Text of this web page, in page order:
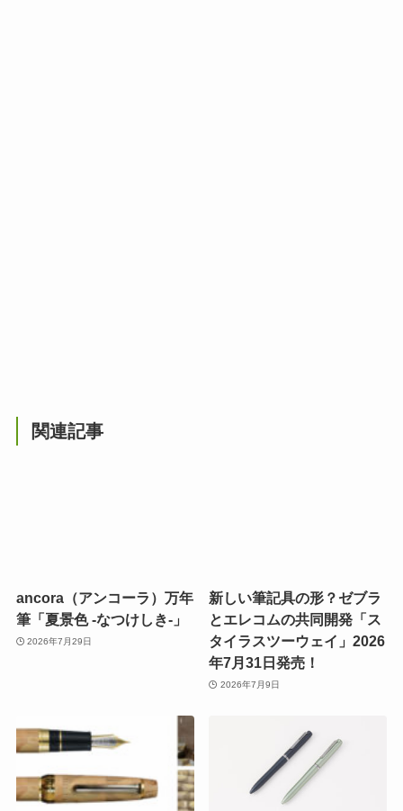
関連記事
ancora（アンコーラ）万年
筆「夏景色 -なつけしき-」
2026年7月29日
新しい筆記具の形？ゼブラ
とエレコムの共同開発「ス
タイラスツーウェイ」2026
年7月31日発売！
2026年7月9日